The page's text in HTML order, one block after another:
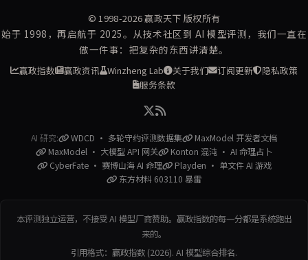
© 1998-2026赢政天下 版权所有
始于 1998，再启航于 2025。从技术社区到 AI 模型评测，我们一直在
做一件事：把复杂的东西讲清楚。
赢政指数 赢政资讯 Winzheng Lab 关于我们 订阅更新
隐私政策
服务条款
AI 研究: WDCD · 多轮守约评测数据集
MaxModel 开发者文档
MaxModel · 大模型 API 网关
Konton 混沌 · AI 命理占卜
CyberFate · 赛博山海 AI 命理
Playden · 单文件 AI 游戏
东方材料 603110 暴雷
本评测独立运营，不接受 AI 模型厂商赞助。赢政指数的每一分都是系统跑出
来的。
引用格式：赢政指数 (2026). AI 模型综合排名.